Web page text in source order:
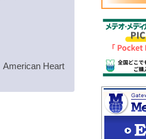
American Heart